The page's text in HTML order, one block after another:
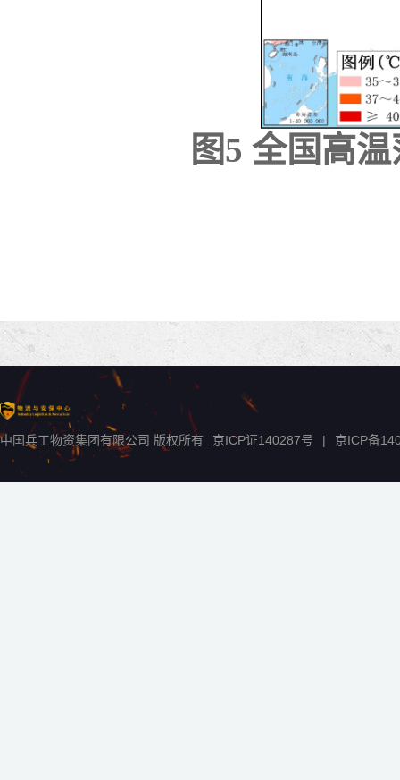
图5 全国高
中国兵工物资集团有限公司 版权所有 京ICP证140287号 | 京ICP备